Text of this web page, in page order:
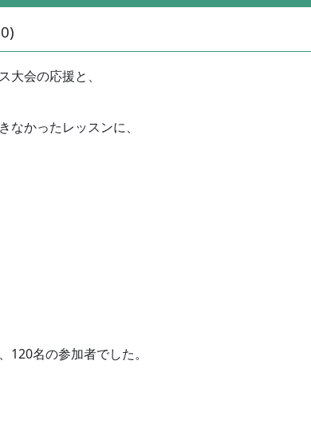
会の応援と、
かったレッスンに、
名の参加者でした。